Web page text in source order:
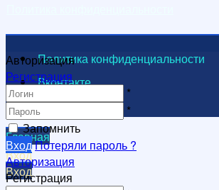
Политика конфиденциальности
Вконтакте
Видеоканал
Главная
Вход
Вход
Авторизация
Регистрация
*
*
Запомнить
ВходПотеряли пароль ?
Авторизация
Регистрация